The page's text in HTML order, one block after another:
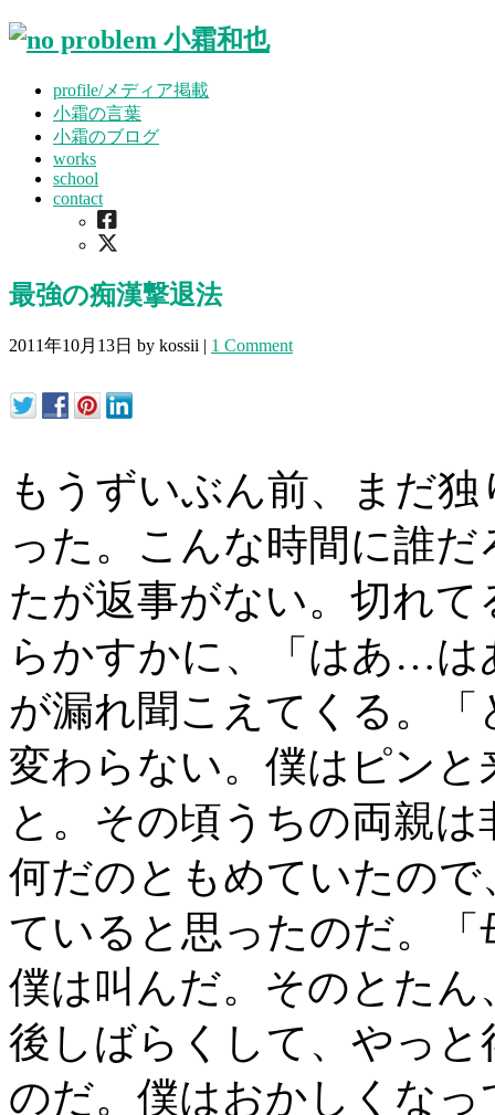
profile/メディア掲載
小霜の言葉
小霜のブログ
works
school
contact
最強の痴漢撃退法
2011年10月13日 by kossii | 1 Comment
もうずいぶん前、まだ
った。こんな時間に誰
たが返事がない。切れ
らかすかに、「はあ…
が漏れ聞こえてくる。
変わらない。僕はピン
と。その頃うちの両親
何だのともめていたの
ていると思ったのだ。
僕は叫んだ。そのとた
後しばらくして、やっ
のだ。僕はおかしくな